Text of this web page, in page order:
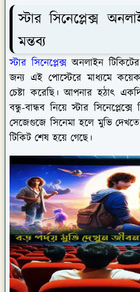
স্টার সিনেপ্লেক্স
মন্তব্য
স্টার সিনেপ্লেক্সঅনলাইন
জন্য এই পোস্টেরে মাধ্যমে
চেষ্টা করেছি। আপনার হঠাৎ
বন্ধু-বান্ধব নিয়ে স্টার
সেজেগুজে সিনেমা হলে মুভি
টিকিট শেষ হয়ে গেছে।